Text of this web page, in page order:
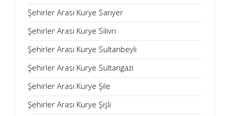
Şehirler Arası Kurye Sarıyer
Şehirler Arası Kurye Silivri
Şehirler Arası Kurye Sultanbeyli
Şehirler Arası Kurye Sultangazi
Şehirler Arası Kurye Şile
Şehirler Arası Kurye Şişli